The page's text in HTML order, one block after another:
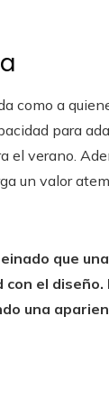
como a
para
el verano.
un valor
que
con el
una